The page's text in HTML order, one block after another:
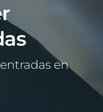
en